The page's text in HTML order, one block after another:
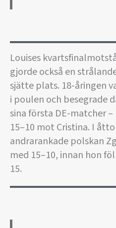
Louises
gjorde också en
sjätte plats. 18-åringen
i poulen och besegrade
sina första DE-matcher –
15–10 mot Cristina. I
andrarankade polskan
med 15–10, innan hon
15.